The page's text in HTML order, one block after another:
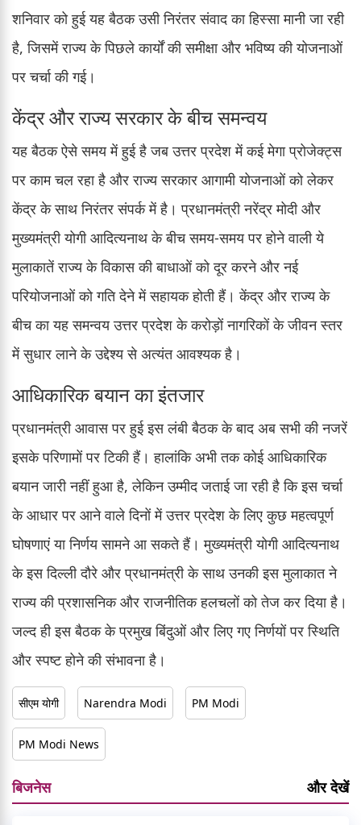
शनिवार को हुई यह बैठक उसी निरंतर संवाद का हिस्सा मानी जा रही
है, जिसमें राज्य के पिछले कार्यों की समीक्षा और भविष्य की योजनाओं
पर चर्चा की गई।
केंद्र और राज्य सरकार के बीच समन्वय
यह बैठक ऐसे समय में हुई है जब उत्तर प्रदेश में कई मेगा प्रोजेक्ट्स
पर काम चल रहा है और राज्य सरकार आगामी योजनाओं को लेकर
केंद्र के साथ निरंतर संपर्क में है। प्रधानमंत्री नरेंद्र मोदी और
मुख्यमंत्री योगी आदित्यनाथ के बीच समय-समय पर होने वाली ये
मुलाकातें राज्य के विकास की बाधाओं को दूर करने और नई
परियोजनाओं को गति देने में सहायक होती हैं। केंद्र और राज्य के
बीच का यह समन्वय उत्तर प्रदेश के करोड़ों नागरिकों के जीवन स्तर
में सुधार लाने के उद्देश्य से अत्यंत आवश्यक है।
आधिकारिक बयान का इंतजार
प्रधानमंत्री आवास पर हुई इस लंबी बैठक के बाद अब सभी की नजरें
इसके परिणामों पर टिकी हैं। हालांकि अभी तक कोई आधिकारिक
बयान जारी नहीं हुआ है, लेकिन उम्मीद जताई जा रही है कि इस चर्चा
के आधार पर आने वाले दिनों में उत्तर प्रदेश के लिए कुछ महत्वपूर्ण
घोषणाएं या निर्णय सामने आ सकते हैं। मुख्यमंत्री योगी आदित्यनाथ
के इस दिल्ली दौरे और प्रधानमंत्री के साथ उनकी इस मुलाकात ने
राज्य की प्रशासनिक और राजनीतिक हलचलों को तेज कर दिया है।
जल्द ही इस बैठक के प्रमुख बिंदुओं और लिए गए निर्णयों पर स्थिति
और स्पष्ट होने की संभावना है।
सीएम योगी Narendra Modi PM Modi
PM Modi News
बिजनेस और देखें